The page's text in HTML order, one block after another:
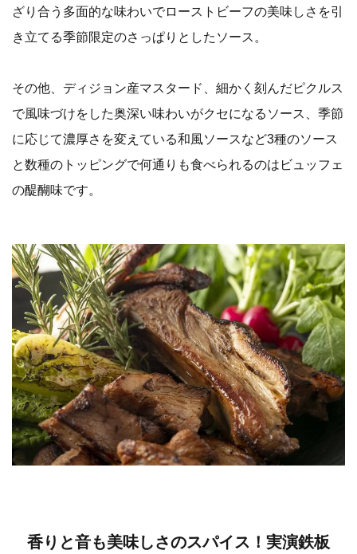
ざり合う多面的な味わいでローストビーフの美味しさを引
き立てる季節限定のさっぱりとしたソース。
その他、ディジョン産マスタード、細かく刻んだピクルス
で風味づけをした奥深い味わいがクセになるソース、季節
に応じて濃厚さを変えている和風ソースなど3種のソース
と数種のトッピングで何通りも食べられるのはビュッフェ
の醍醐味です。
香りと音も美味しさのスパイス！実演鉄板